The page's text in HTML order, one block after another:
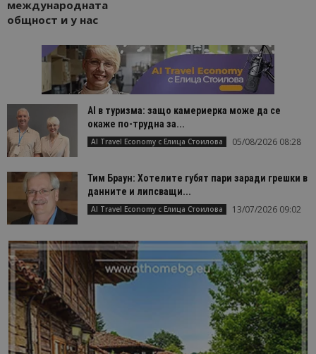
международната
общност и у нас
AI в туризма: защо камериерка може да се
окаже по-трудна за...
AI Travel Economy с Елица Стоилова 05/08/2026 08:28
Тим Браун: Хотелите губят пари заради грешки в
данните и липсващи...
AI Travel Economy с Елица Стоилова 13/07/2026 09:02